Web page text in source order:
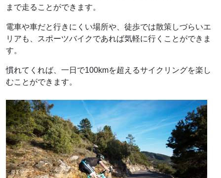
まで走ることができます。
電車や車だと行きにくい場所や、徒歩では散策しづらいエ
リアも、スポーツバイクであれば気軽に行くことができま
す。
慣れてくれば、一日で100kmを超えるサイクリングを楽し
むことができます。